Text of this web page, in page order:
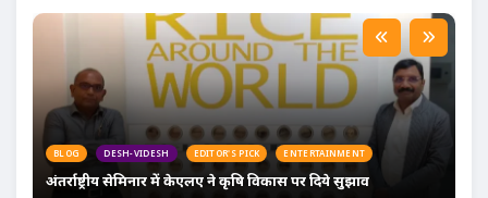
BLOG DESH-VIDESH EDITOR'S PICK ENTERTAINMENT
अंतर्राष्ट्रीय सेमिनार में केएलए ने कृषि विकास पर दिये सुझाव